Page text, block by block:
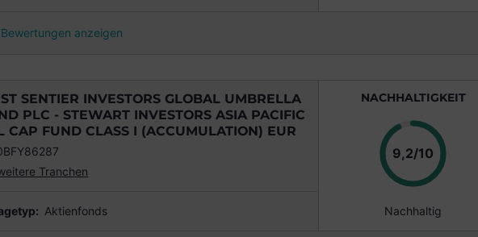
Bewertungen anzeigen
SENTIER INVESTORS GLOBAL UMBRELLA
PLC - STEWART INVESTORS ASIA PACIFIC
CAP FUND CLASS I (ACCUMULATION) EUR
Tranchen
Aktienfonds
NACHHALTIGKEIT
9,2/10 Punkte
Nachhaltig